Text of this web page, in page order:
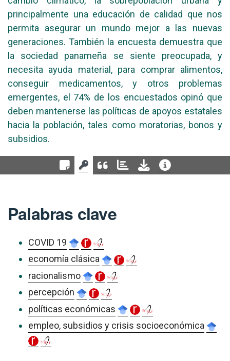
principalmente una educación de calidad que nos
permita asegurar un mundo mejor a las nuevas
generaciones. También la encuesta demuestra que
la sociedad panameña se siente preocupada, y
necesita ayuda material, para comprar alimentos,
conseguir medicamentos, y otros problemas
emergentes, el 74% de los encuestados opinó que
deben mantenerse las políticas de apoyos estatales
hacia la población, tales como moratorias, bonos y
subsidios.
Palabras clave
COVID 19
economía clásica
racionalismo
percepción
políticas económicas
empleo, subsidios y crisis socioeconómica